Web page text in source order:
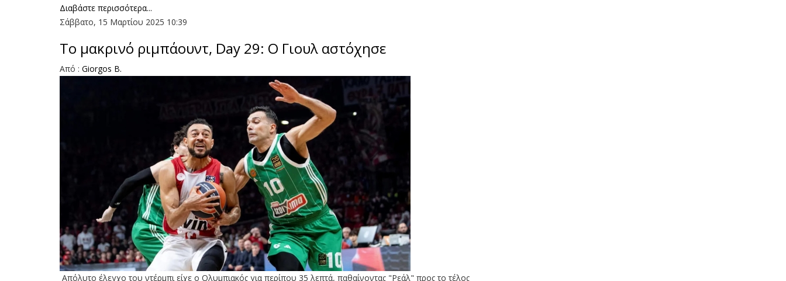
Διαβάστε περισσότερα...
Σάββατο, 15 Μαρτίου 2025 10:39
Το μακρινό ριμπάουντ, Day 29: Ο Γιουλ αστόχησε
Από : Giorgos B.
Απόλυτο έλεγχο του ντέρμπι είχε ο Ολυμπιακός για περίπου 35 λεπτά, παθαίνοντας "Ρεάλ" προς το τέλος